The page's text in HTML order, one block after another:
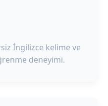
İngilizce kelime ve
deneyimi.